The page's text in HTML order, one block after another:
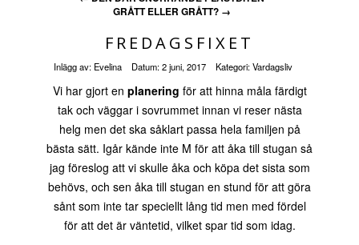
GRÅTT ELLER GRÅTT? →
FREDAGSFIXET
Inlägg av: Evelina Datum:2 juni, 2017 Kategori:Vardagsliv
Vi har gjort en planering för att hinna måla färdigt
tak och väggar i sovrummet innan vi reser nästa
helg men det ska såklart passa hela familjen på
bästa sätt. Igår kände inte M för att åka till stugan så
jag föreslog att vi skulle åka och köpa det sista som
behövs, och sen åka till stugan en stund för att göra
sånt som inte tar speciellt lång tid men med fördel
för att det är väntetid, vilket spar tid som idag.